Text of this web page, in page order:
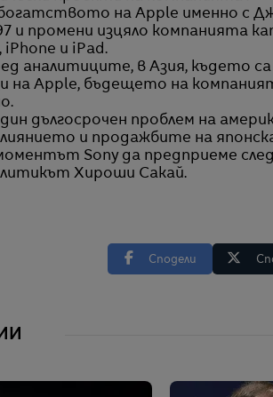
на Apple именно с
и промени изцяло компанията
и iPad.
аналитиците, в Азия, където
на Apple, бъдещето на
дългосрочен проблем на
и продажбите на
моментът Sony да предприеме
Хироши Сакай.
Сподели